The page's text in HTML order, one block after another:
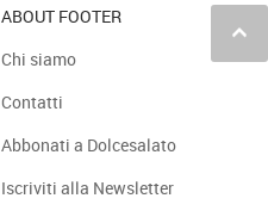
keyboard_arrow_up
ABOUT FOOTER
Chi siamo
Contatti
Abbonati a Dolcesalato
Iscriviti alla Newsletter